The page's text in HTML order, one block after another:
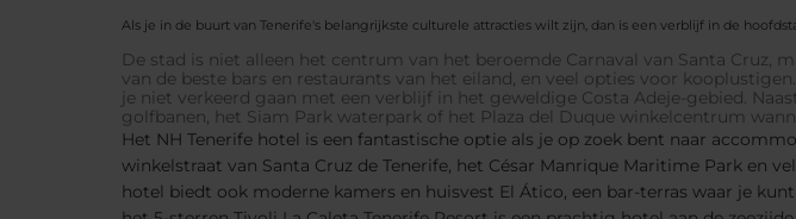
Als je in de buurt van Tenerife's belangrijkste culturele attracties wilt zijn, dan is een verblijf in de
De stad is niet alleen het centrum van het beroemde Carnaval van Santa Cruz,
van de beste bars en restaurants van het eiland, en veel opties voor
je niet verkeerd gaan met een verblijf in het geweldige Costa Adeje-gebied.
golfbanen, het Siam Park waterpark of het Plaza del Duque winkelcentrum
Het NH Tenerife hotel is een fantastische optie als je op zoek bent naar
winkelstraat van Santa Cruz de Tenerife, het César Manrique Maritime Park en
hotel biedt ook moderne kamers en huisvest El Ático, een bar-terras waar je